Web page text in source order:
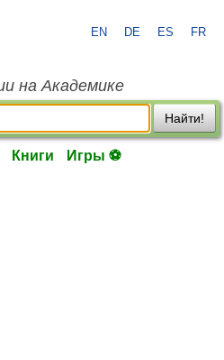
EN DE ES FR
на Академике
Найти!
Книги Игры ⚽